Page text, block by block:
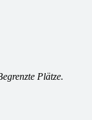
Plätze.